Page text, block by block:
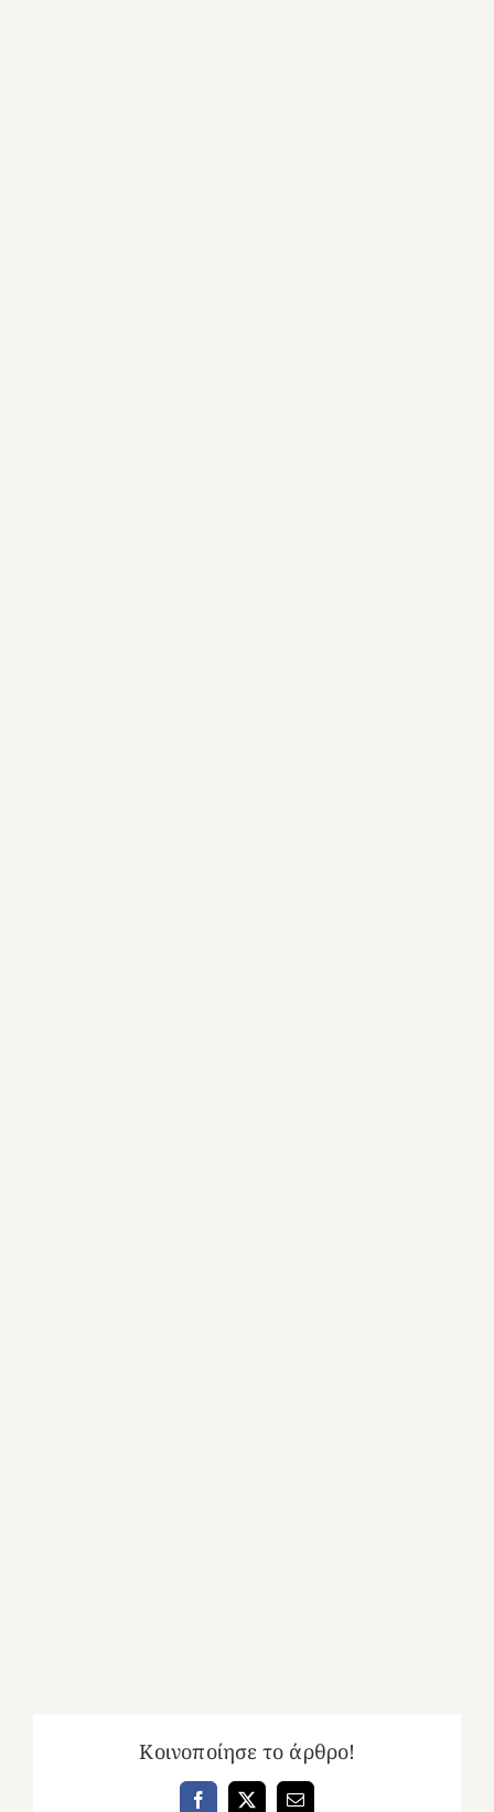
Κοινοποίησε το άρθρο!
Facebook
X Email